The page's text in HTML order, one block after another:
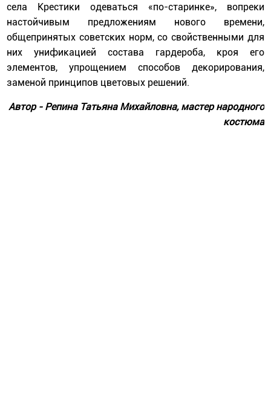
села Крестики одеваться «по-старинке», вопреки
настойчивым предложениям нового времени,
общепринятых советских норм, со свойственными для
них унификацией состава гардероба, кроя его
элементов, упрощением способов декорирования,
заменой принципов цветовых решений.
Автор - Репина Татьяна Михайловна, мастер народного
костюма